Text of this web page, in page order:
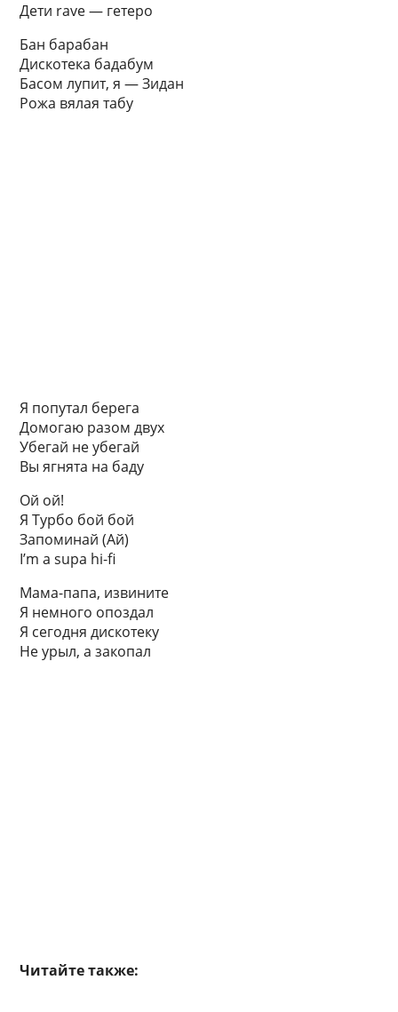
Дети rave — гетеро
Бан барабан
Дискотека бадабум
Басом лупит, я — Зидан
Рожа вялая табу
Я попутал берега
Домогаю разом двух
Убегай не убегай
Вы ягнята на баду
Ой ой!
Я Турбо бой бой
Запоминай (Ай)
I’m а supa hi-fi
Мама-папа, извините
Я немного опоздал
Я сегодня дискотеку
Не урыл, а закопал
Читайте также: